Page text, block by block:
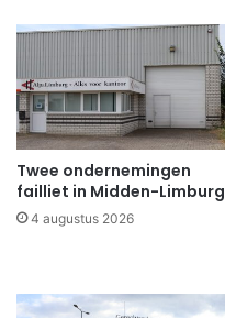
Twee ondernemingen
failliet in Midden-Limburg
4 augustus 2026